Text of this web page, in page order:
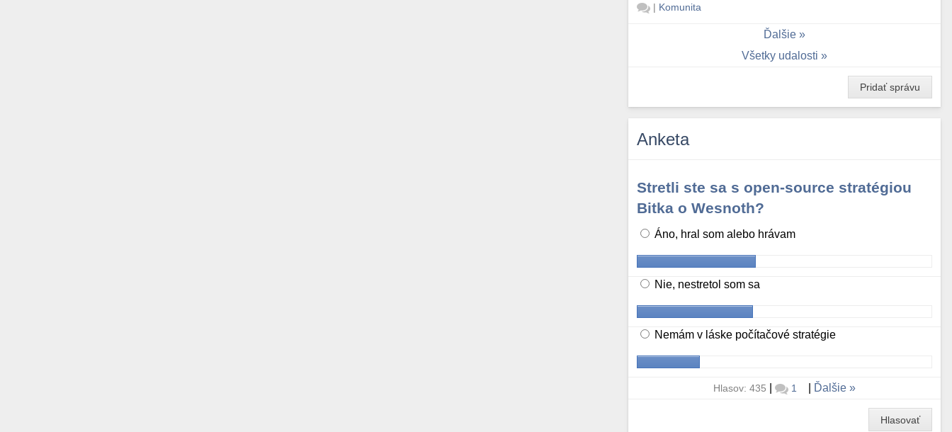
| Komunita
Ďalšie
Všetky udalosti
Pridať správu
Anketa
Stretli ste sa s open-source stratégiou
Bitka o Wesnoth?
Áno, hral som alebo hrávam
Nie, nestretol som sa
Nemám v láske počítačové stratégie
Hlasov: 435 | 1 Ďalšie
Hlasovať